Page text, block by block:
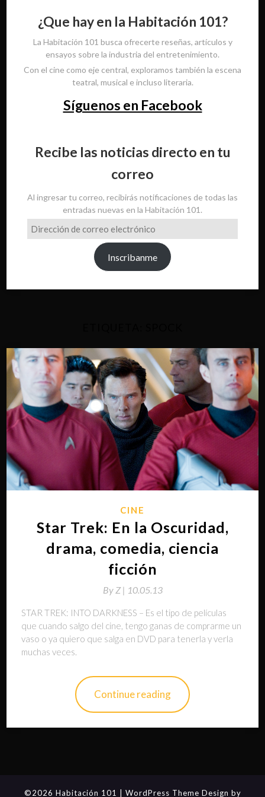
¿Que hay en la Habitación 101?
La Habitación 101 busca ofrecerte reseñas, artículos y
ensayos sobre la industria del entretenimiento.
Con el cine como eje central, exploramos también la escena
teatral, musical e incluso literaria.
Síguenos en Facebook
Recibe las noticias directo en tu
correo
Al ingresar tu correo, recibirás notificaciones de todas las
entradas nuevas en la Habitación 101.
Dirección
de
Inscribanme
CINE
Star Trek: En la Oscuridad,
drama, comedia, ciencia
ficción
By Z | 10.05.13
STAR TREK: INTO DARKNESS – Es el tipo de películas
que cuando salgo del cine, tengo ganas de comprarme un
vaso o ya quiero que salga en DVD para tenerla y verla
muchas veces.
Continue reading
©2026 Habitación 101 | WordPress Theme Design by